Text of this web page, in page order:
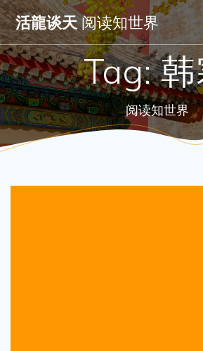
Skip
to
content
活龍谈天阅读知世界
Tag:
阅读知世界